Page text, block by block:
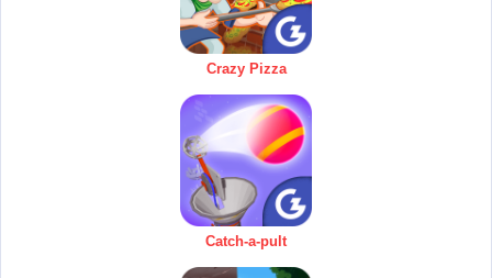
Crazy Pizza
Catch-a-pult